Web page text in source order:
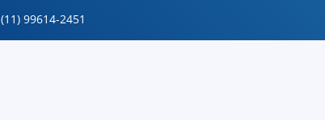
(11) 99614-2451